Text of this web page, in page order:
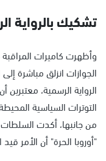
تشكيك بالرواية
وأظهرت كاميرات
الجوازات انزلق مباشرة
الرواية الرسمية،
التوترات السياسية
من جانبها، أكدت
"أوروبا الحرة" أن الأمر